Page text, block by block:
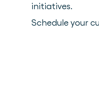
initiatives.
Schedule your